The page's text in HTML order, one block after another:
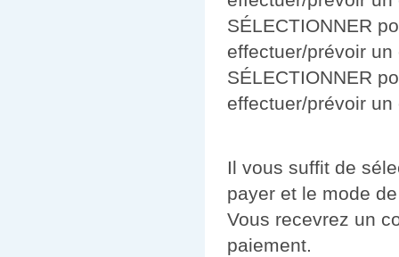
SÉLECTIONNER
effectuer/prévoir
SÉLECTIONNER
effectuer/prévoir
Il vous suffit de
payer et le mode
Vous recevrez un
paiement.